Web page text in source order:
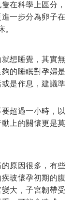
在科學上區分，
一步分為卵子在
。
想睡覺，其實無
的睡眠對孕婦是
是作息，建議準
超過一小時，以
上的關懷更是莫
原因很多，有些
玻懷孕初期的腹
大，子宮韌帶受